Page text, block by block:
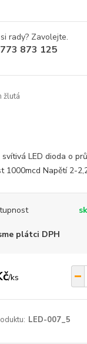
rady? Zavolejte.
873 125
žlutá
svítivá LED dioda o
1000mcd Napětí 2-
plátci DPH
/ks
LED-007_5